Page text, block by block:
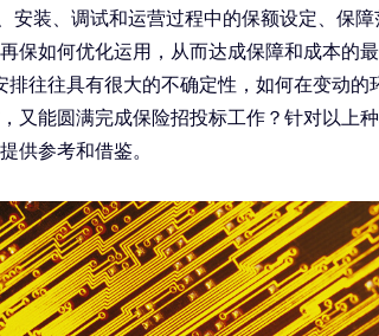
安装、调试和运营过程中的保额设定、保
保如何优化运用，从而达成保障和成本的
排往往具有很大的不确定性，如何在变动
又能圆满完成保险招投标工作？针对以上
供参考和借鉴。